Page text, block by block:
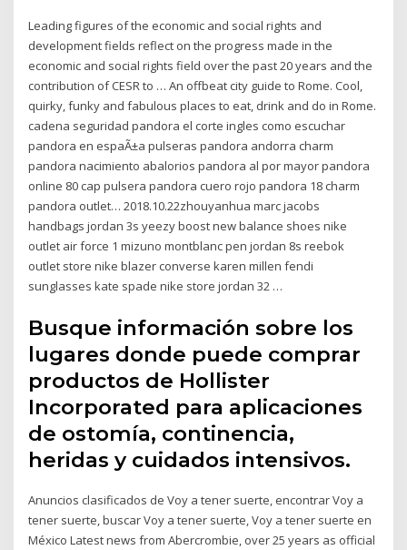
Leading figures of the economic and social rights and
development fields reflect on the progress made in the
economic and social rights field over the past 20 years and the
contribution of CESR to … An offbeat city guide to Rome. Cool,
quirky, funky and fabulous places to eat, drink and do in Rome.
cadena seguridad pandora el corte ingles como escuchar
pandora en espaÃ±a pulseras pandora andorra charm
pandora nacimiento abalorios pandora al por mayor pandora
online 80 cap pulsera pandora cuero rojo pandora 18 charm
pandora outlet… 2018.10.22zhouyanhua marc jacobs
handbags jordan 3s yeezy boost new balance shoes nike
outlet air force 1 mizuno montblanc pen jordan 8s reebok
outlet store nike blazer converse karen millen fendi
sunglasses kate spade nike store jordan 32 …
Busque información sobre los
lugares donde puede comprar
productos de Hollister
Incorporated para aplicaciones
de ostomía, continencia,
heridas y cuidados intensivos.
Anuncios clasificados de Voy a tener suerte, encontrar Voy a
tener suerte, buscar Voy a tener suerte, Voy a tener suerte en
México Latest news from Abercrombie, over 25 years as official